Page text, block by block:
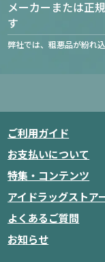
メーカーまたは正
す
弊社では、粗悪品が紛れ
ご利用ガイド
お支払いについて
特集・コンテンツ
アイドラッグストア
よくあるご質問
お知らせ